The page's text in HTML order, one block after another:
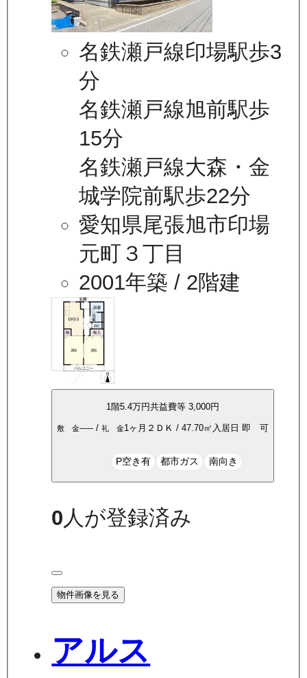
名鉄瀬戸線印場駅歩3
分
名鉄瀬戸線旭前駅歩
15分
名鉄瀬戸線大森・金
城学院前駅歩22分
愛知県尾張旭市印場
元町３丁目
2001年築 / 2階建
1階5.4万円共益費等3,000円
敷 金----- /礼 金1ヶ月 ２ＤＫ /47.70㎡ 入居日 即 可
P空き有 都市ガス 南向き
0 人が登録済み
物件画像を見る
アルス